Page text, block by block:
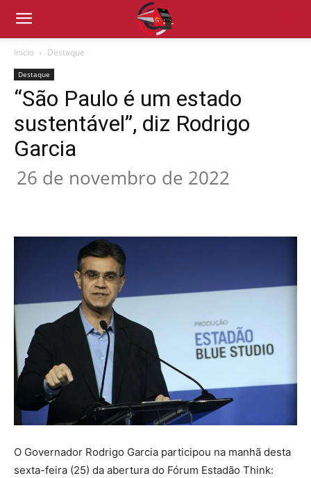
Início Destaque
Destaque
“São Paulo é um estado
sustentável”, diz Rodrigo
Garcia
26 de novembro de 2022
O Governador Rodrigo Garcia participou na manhã desta
sexta-feira (25) da abertura do Fórum Estadão Think: